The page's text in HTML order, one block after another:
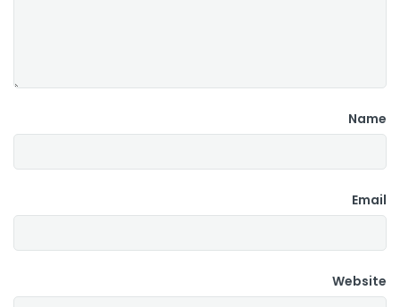
Name
Email
Website